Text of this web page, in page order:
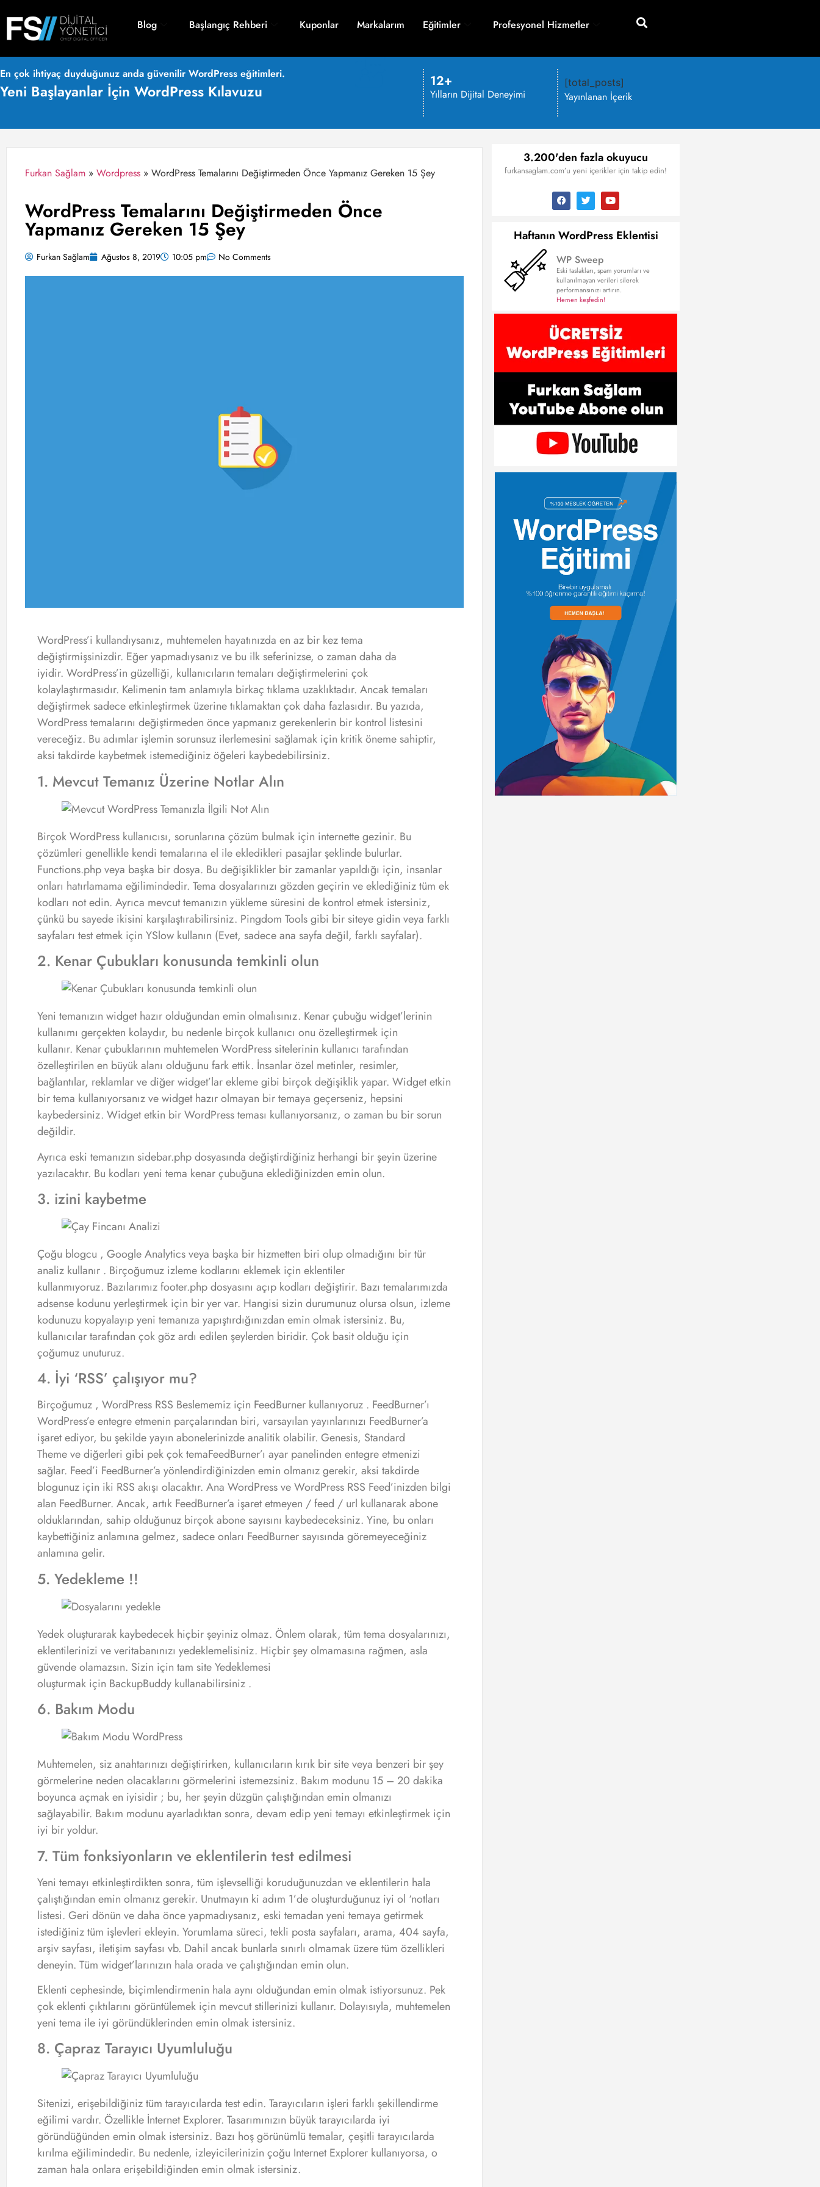
Blog Başlangıç Rehberi Kuponlar Markalarım Eğitimler Profesyonel Hizmetler
En çok ihtiyaç duyduğunuz anda güvenilir WordPress eğitimleri.
Yeni Başlayanlar İçin WordPress Kılavuzu
12+
Yılların Dijital Deneyimi
[total_posts]
Yayınlanan İçerik
Furkan Sağlam » Wordpress » WordPress Temalarını Değiştirmeden Önce Yapmanız Gereken 15 Şey
WordPress Temalarını Değiştirmeden Önce
Yapmanız Gereken 15 Şey
Furkan Sağlam Ağustos 8, 2019 10:05 pm No Comments
WordPress’i kullandıysanız, muhtemelen hayatınızda en az bir kez tema
değiştirmişsinizdir. Eğer yapmadıysanız ve bu ilk seferinizse, o zaman daha da
iyidir. WordPress’in güzelliği, kullanıcıların temaları değiştirmelerini çok
kolaylaştırmasıdır. Kelimenin tam anlamıyla birkaç tıklama uzaklıktadır. Ancak temaları
değiştirmek sadece etkinleştirmek üzerine tıklamaktan çok daha fazlasıdır. Bu yazıda,
WordPress temalarını değiştirmeden önce yapmanız gerekenlerin bir kontrol listesini
vereceğiz. Bu adımlar işlemin sorunsuz ilerlemesini sağlamak için kritik öneme sahiptir,
aksi takdirde kaybetmek istemediğiniz öğeleri kaybedebilirsiniz.
1. Mevcut Temanız Üzerine Notlar Alın
Birçok WordPress kullanıcısı, sorunlarına çözüm bulmak için internette gezinir. Bu
çözümleri genellikle kendi temalarına el ile ekledikleri pasajlar şeklinde bulurlar.
Functions.php veya başka bir dosya. Bu değişiklikler bir zamanlar yapıldığı için, insanlar
onları hatırlamama eğilimindedir. Tema dosyalarınızı gözden geçirin ve eklediğiniz tüm ek
kodları not edin. Ayrıca mevcut temanızın yükleme süresini de kontrol etmek istersiniz,
çünkü bu sayede ikisini karşılaştırabilirsiniz. Pingdom Tools gibi bir siteye gidin veya farklı
sayfaları test etmek için YSlow kullanın (Evet, sadece ana sayfa değil, farklı sayfalar).
2. Kenar Çubukları konusunda temkinli olun
Yeni temanızın widget hazır olduğundan emin olmalısınız. Kenar çubuğu widget’lerinin
kullanımı gerçekten kolaydır, bu nedenle birçok kullanıcı onu özelleştirmek için
kullanır. Kenar çubuklarının muhtemelen WordPress sitelerinin kullanıcı tarafından
özelleştirilen en büyük alanı olduğunu fark ettik. İnsanlar özel metinler, resimler,
bağlantılar, reklamlar ve diğer widget’lar ekleme gibi birçok değişiklik yapar. Widget etkin
bir tema kullanıyorsanız ve widget hazır olmayan bir temaya geçerseniz, hepsini
kaybedersiniz. Widget etkin bir WordPress teması kullanıyorsanız, o zaman bu bir sorun
değildir.
Ayrıca eski temanızın sidebar.php dosyasında değiştirdiğiniz herhangi bir şeyin üzerine
yazılacaktır. Bu kodları yeni tema kenar çubuğuna eklediğinizden emin olun.
3. izini kaybetme
Çoğu blogcu , Google Analytics veya başka bir hizmetten biri olup olmadığını bir tür
analiz kullanır . Birçoğumuz izleme kodlarını eklemek için eklentiler
kullanmıyoruz. Bazılarımız footer.php dosyasını açıp kodları değiştirir. Bazı temalarımızda
adsense kodunu yerleştirmek için bir yer var. Hangisi sizin durumunuz olursa olsun, izleme
kodunuzu kopyalayıp yeni temanıza yapıştırdığınızdan emin olmak istersiniz. Bu,
kullanıcılar tarafından çok göz ardı edilen şeylerden biridir. Çok basit olduğu için
çoğumuz unuturuz.
4. İyi ‘RSS’ çalışıyor mu?
Birçoğumuz , WordPress RSS Beslememiz için FeedBurner kullanıyoruz . FeedBurner’ı
WordPress’e entegre etmenin parçalarından biri, varsayılan yayınlarınızı FeedBurner’a
işaret ediyor, bu şekilde yayın abonelerinizde analitik olabilir. Genesis, Standard
Theme ve diğerleri gibi pek çok temaFeedBurner’ı ayar panelinden entegre etmenizi
sağlar. Feed’i FeedBurner’a yönlendirdiğinizden emin olmanız gerekir, aksi takdirde
blogunuz için iki RSS akışı olacaktır. Ana WordPress ve WordPress RSS Feed’inizden bilgi
alan FeedBurner. Ancak, artık FeedBurner’a işaret etmeyen / feed / url kullanarak abone
olduklarından, sahip olduğunuz birçok abone sayısını kaybedeceksiniz. Yine, bu onları
kaybettiğiniz anlamına gelmez, sadece onları FeedBurner sayısında göremeyeceğiniz
anlamına gelir.
5. Yedekleme !!
Yedek oluşturarak kaybedecek hiçbir şeyiniz olmaz. Önlem olarak, tüm tema dosyalarınızı,
eklentilerinizi ve veritabanınızı yedeklemelisiniz. Hiçbir şey olmamasına rağmen, asla
güvende olamazsın. Sizin için tam site Yedeklemesi
oluşturmak için BackupBuddy kullanabilirsiniz .
6. Bakım Modu
Muhtemelen, siz anahtarınızı değiştirirken, kullanıcıların kırık bir site veya benzeri bir şey
görmelerine neden olacaklarını görmelerini istemezsiniz. Bakım modunu 15 – 20 dakika
boyunca açmak en iyisidir ; bu, her şeyin düzgün çalıştığından emin olmanızı
sağlayabilir. Bakım modunu ayarladıktan sonra, devam edip yeni temayı etkinleştirmek için
iyi bir yoldur.
7. Tüm fonksiyonların ve eklentilerin test edilmesi
Yeni temayı etkinleştirdikten sonra, tüm işlevselliği koruduğunuzdan ve eklentilerin hala
çalıştığından emin olmanız gerekir. Unutmayın ki adım 1’de oluşturduğunuz iyi ol ‘notları
listesi. Geri dönün ve daha önce yapmadıysanız, eski temadan yeni temaya getirmek
istediğiniz tüm işlevleri ekleyin. Yorumlama süreci, tekli posta sayfaları, arama, 404 sayfa,
arşiv sayfası, iletişim sayfası vb. Dahil ancak bunlarla sınırlı olmamak üzere tüm özellikleri
deneyin. Tüm widget’larınızın hala orada ve çalıştığından emin olun.
Eklenti cephesinde, biçimlendirmenin hala aynı olduğundan emin olmak istiyorsunuz. Pek
çok eklenti çıktılarını görüntülemek için mevcut stillerinizi kullanır. Dolayısıyla, muhtemelen
yeni tema ile iyi göründüklerinden emin olmak istersiniz.
8. Çapraz Tarayıcı Uyumluluğu
Sitenizi, erişebildiğiniz tüm tarayıcılarda test edin. Tarayıcıların işleri farklı şekillendirme
eğilimi vardır. Özellikle İnternet Explorer. Tasarımınızın büyük tarayıcılarda iyi
göründüğünden emin olmak istersiniz. Bazı hoş görünümlü temalar, çeşitli tarayıcılarda
kırılma eğilimindedir. Bu nedenle, izleyicilerinizin çoğu Internet Explorer kullanıyorsa, o
zaman hala onlara erişebildiğinden emin olmak istersiniz.
3.200'den fazla okuyucu
furkansaglam.com’u yeni içerikler için takip edin!
Haftanın WordPress Eklentisi
WP Sweep
Eski taslakları, spam yorumları ve
kullanılmayan verileri silerek
performansınızı artırın.
Hemen keşfedin!